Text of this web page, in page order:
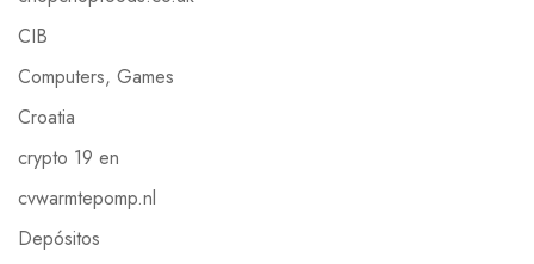
CIB
Computers, Games
Croatia
crypto 19 en
cvwarmtepomp.nl
Depósitos